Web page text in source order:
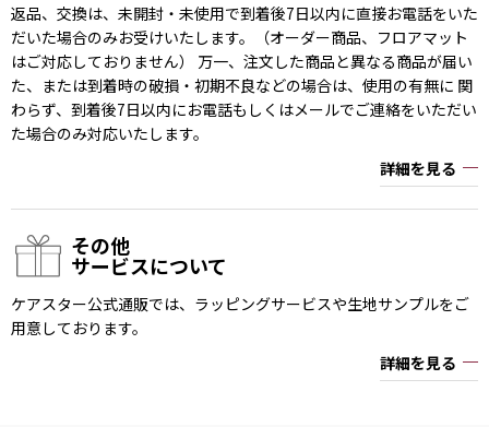
返品、交換は、未開封・未使用で到着後7日以内に直接お電話をいた
だいた場合のみお受けいたします。（オーダー商品、フロアマット
はご対応しておりません） 万一、注文した商品と異なる商品が届い
た、または到着時の破損・初期不良などの場合は、使用の有無に 関
わらず、到着後7日以内にお電話もしくはメールでご連絡をいただい
た場合のみ対応いたします。
詳細を見る
その他
サービスについて
ケアスター公式通販では、ラッピングサービスや生地サンプルをご
用意しております。
詳細を見る